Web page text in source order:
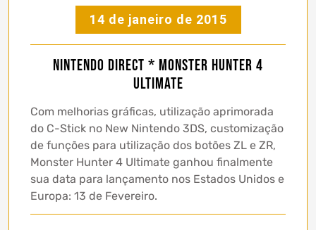
14 de janeiro de 2015
Nintendo Direct * Monster Hunter 4
Ultimate
Com melhorias gráficas, utilização aprimorada
do C-Stick no New Nintendo 3DS, customização
de funções para utilização dos botões ZL e ZR,
Monster Hunter 4 Ultimate ganhou finalmente
sua data para lançamento nos Estados Unidos e
Europa: 13 de Fevereiro.